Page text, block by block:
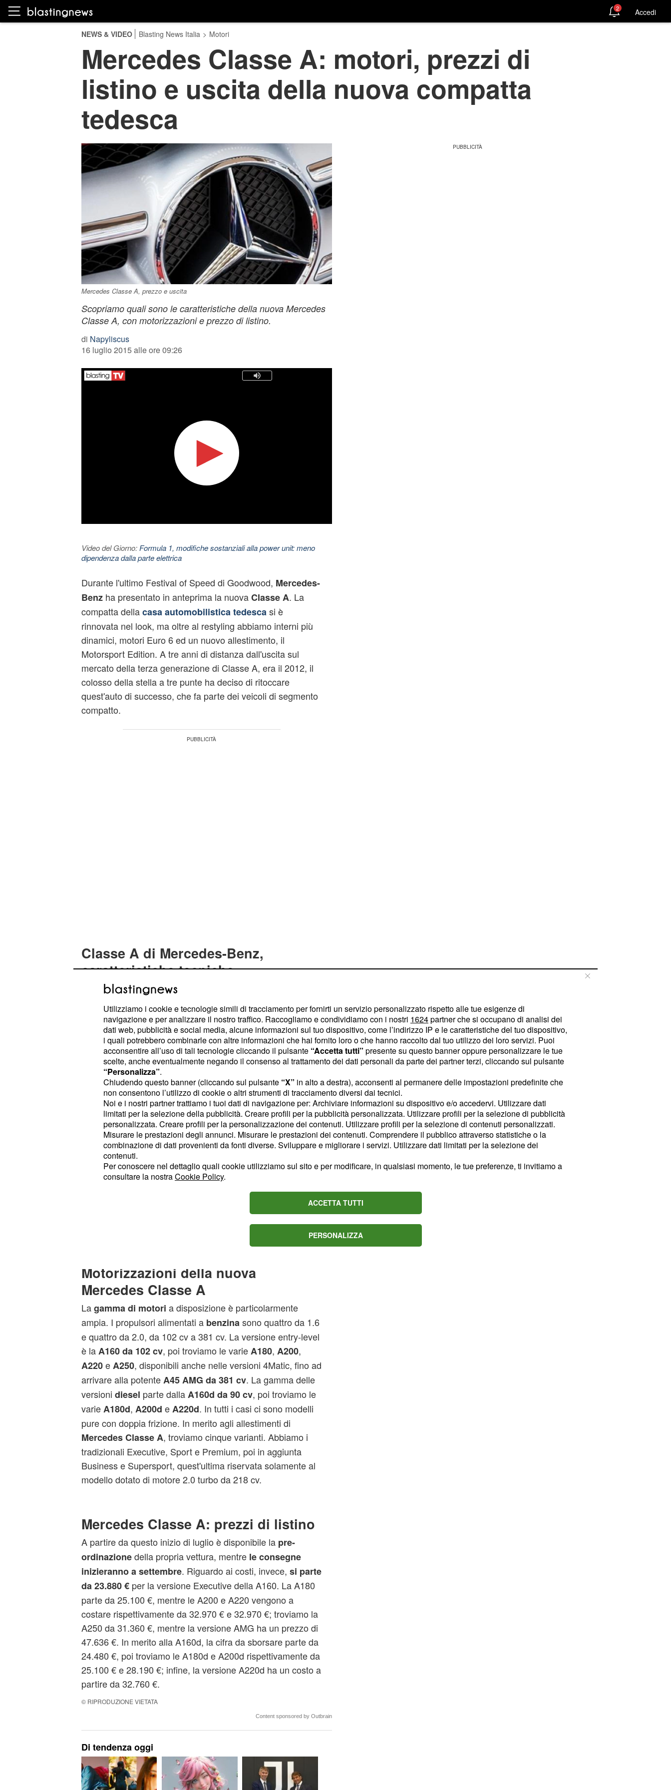
2 Accedi
NEWS & VIDEO Blasting News Italia > Motori
Mercedes Classe A: motori, prezzi di
listino e uscita della nuova compatta
tedesca
Mercedes Classe A, prezzo e uscita
Scopriamo quali sono le caratteristiche della nuova Mercedes
Classe A, con motorizzazioni e prezzo di listino.
di Napyliscus
16 luglio 2015 alle ore 09:26
Video del Giorno: Formula 1, modifiche sostanziali alla power unit: meno
dipendenza dalla parte elettrica
Durante l'ultimo Festival of Speed di Goodwood, Mercedes-
Benzha presentato in anteprima la nuovaClasse A. La
compatta dellacasa automobilistica tedesca si è
rinnovata nel look, ma oltre al restyling abbiamo interni più
dinamici, motori Euro 6 ed un nuovo allestimento, il
Motorsport Edition. A tre anni di distanza dall'uscita sul
mercato della terza generazione di Classe A, era il 2012, il
colosso della stella a tre punte ha deciso di ritoccare
quest'auto di successo, che fa parte dei veicoli di segmento
compatto.
Classe A di Mercedes-Benz,
caratteristiche tecniche
nuova Classe A, che arriverà a breve sul mercato, è
leggero lifting estetico
si notano i ritocchi ai paraurti, dotati ora di prese d'aria
maggiormente ampie, che donanoun aspetto decisamente
più dinamicorispetto al passato. La parte frontale è dotata
di fari a LED, mentre sulla parte posteriore abbiamo i
terminali di scarico integrati nel paraurti. Riguardo alla
carrozzeria, invece, troviamo tinte nuove a disposizione
degli automobilisti. Spostandoci all'interno dell'abitacolo, si
notano subito all'occhio lemodifiche apportate alla
strumentazione, aggiornata nella sua grafica, con nuovi
comandi sulla plancia di comando. Rivisitati pure i sedili.
Inoltre, ci sono rilevanti
Classe A, come il sistema 'Comand Online', un sistema di
infotainment. C'è poi l'adozione del nuovo 'Dynamic Select' a
automatico, grazie a cui si possono selezionare le modalità
Motorizzazioni della nuova
Mercedes Classe A
Lagamma di motori a disposizione è particolarmente
ampia. I propulsori alimentati a benzina sono quattro da 1.6
e quattro da 2.0, da 102 cv a 381 cv. La versione entry-level
è laA160 da 102 cv, poi troviamo le varieA180, A200,
A220eA250, disponibili anche nelle versioni 4Matic, fino ad
arrivare alla potenteA45 AMG da 381 cv. La gamma delle
versioni diesel parte dallaA160d da 90 cv, poi troviamo le
varieA180d, A200d eA220d. In tutti i casi ci sono modelli
pure con doppia frizione. In merito agli allestimenti di
Mercedes Classe A, troviamo cinque varianti. Abbiamo i
tradizionali Executive, Sport e Premium, poi in aggiunta
Business e Supersport, quest'ultima riservata solamente al
modello dotato di motore 2.0 turbo da 218 cv.
Mercedes Classe A: prezzi di listino
A partire da questo inizio di luglio è disponibile la pre-
ordinazionedella propria vettura, mentre le consegne
inizieranno a settembre. Riguardo ai costi, invece, si parte
da 23.880 €per la versione Executive della A160. La A180
parte da 25.100 €, mentre le A200 e A220 vengono a
costare rispettivamente da 32.970 € e 32.970 €; troviamo la
A250 da 31.360 €, mentre la versione AMG ha un prezzo di
47.636 €. In merito alla A160d, la cifra da sborsare parte da
24.480 €, poi troviamo le A180d e A200d rispettivamente da
25.100 € e 28.190 €; infine, la versione A220d ha un costo a
partire da 32.760 €.
© RIPRODUZIONE VIETATA
Content sponsored by Outbrain
Di tendenza oggi
Utilizziamo i cookie e tecnologie simili di tracciamento per fornirti un servizio personalizzato rispetto alle tue esigenze di
navigazione e per analizzare il nostro traffico. Raccogliamo e condividiamo con i nostri 1624partner che si occupano di analisi dei
dati web, pubblicità e social media, alcune informazioni sul tuo dispositivo, come l’indirizzo IP e le caratteristiche del tuo dispositivo,
i quali potrebbero combinarle con altre informazioni che hai fornito loro o che hanno raccolto dal tuo utilizzo dei loro servizi. Puoi
acconsentire all’uso di tali tecnologie cliccando il pulsante “Accetta tutti” presente su questo banner oppure personalizzare le tue
scelte, anche eventualmente negando il consenso al trattamento dei dati personali da parte dei partner terzi, cliccando sul pulsante
“Personalizza”.
Chiudendo questo banner (cliccando sul pulsante “X” in alto a destra), acconsenti al permanere delle impostazioni predefinite che
non consentono l’utilizzo di cookie o altri strumenti di tracciamento diversi dai tecnici.
Noi e i nostri partner trattiamo i tuoi dati di navigazione per: Archiviare informazioni su dispositivo e/o accedervi. Utilizzare dati
limitati per la selezione della pubblicità. Creare profili per la pubblicità personalizzata. Utilizzare profili per la selezione di pubblicità
personalizzata. Creare profili per la personalizzazione dei contenuti. Utilizzare profili per la selezione di contenuti personalizzati.
Misurare le prestazioni degli annunci. Misurare le prestazioni dei contenuti. Comprendere il pubblico attraverso statistiche o la
combinazione di dati provenienti da fonti diverse. Sviluppare e migliorare i servizi. Utilizzare dati limitati per la selezione dei
contenuti.
Per conoscere nel dettaglio quali cookie utilizziamo sul sito e per modificare, in qualsiasi momento, le tue preferenze, ti invitiamo a
consultare la nostraCookie Policy.
ACCETTA TUTTI
PERSONALIZZA